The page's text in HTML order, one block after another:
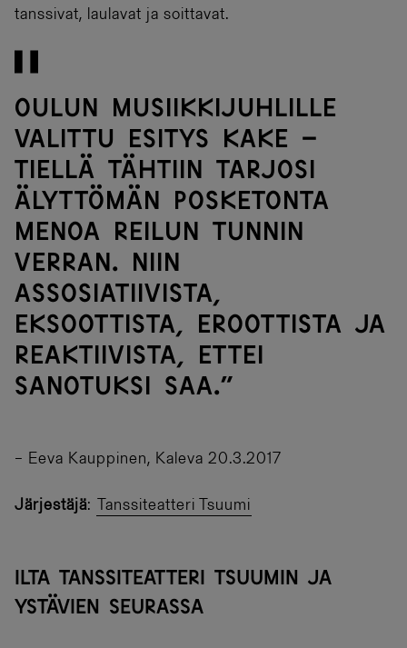
tanssivat, laulavat ja soittavat.
Oulun musiikkijuhlille
valittu esitys Kake –
Tiellä tähtiin tarjosi
älyttömän posketonta
menoa reilun tunnin
verran. Niin
assosiatiivista,
eksoottista, eroottista ja
reaktiivista, ettei
sanotuksi saa.”
– Eeva Kauppinen, Kaleva 20.3.2017
Järjestäjä: Tanssiteatteri Tsuumi
ILTA TANSSITEATTERI TSUUMIN JA
YSTÄVIEN SEURASSA